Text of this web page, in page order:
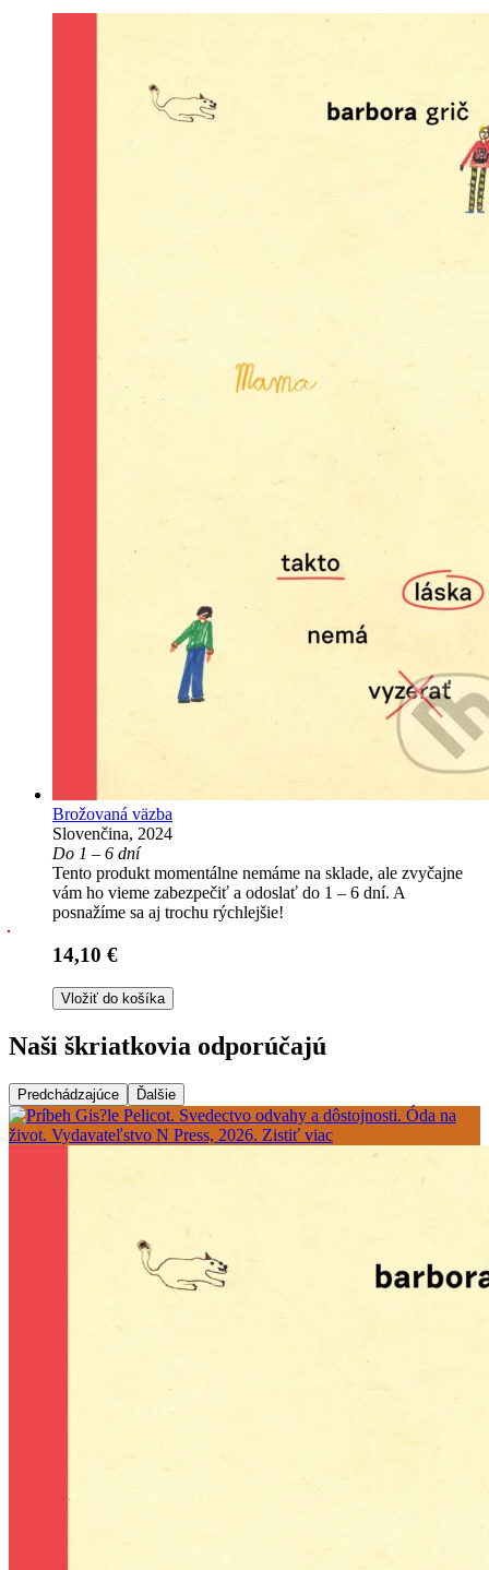
Brožovaná väzba
Slovenčina, 2024
Do 1 – 6 dní
Tento produkt momentálne nemáme na sklade, ale zvyčajne
vám ho vieme zabezpečiť a odoslať do 1 – 6 dní. A
posnažíme sa aj trochu rýchlejšie!
14,10 €
Vložiť do košíka
Naši škriatkovia odporúčajú
Predchádzajúce Ďalšie